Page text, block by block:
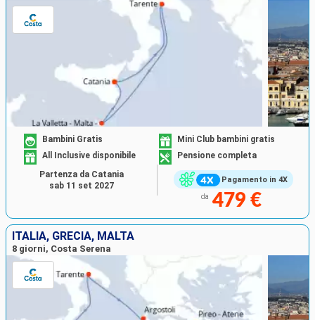
Porti Compagnie
Ricerca
Pagamento in 4X
Bambini Gratis
Mini Club bambini gratis
All Inclusive disponibile
Pensione completa
da 479 €
Partenza da Catania
sab 11 set 2027
ITALIA, GRECIA, MALTA
8 giorni, Costa Serena